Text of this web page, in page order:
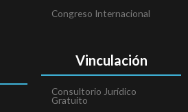
Congreso Internacional
Vinculación
Consultorio Jurídico
Gratuito